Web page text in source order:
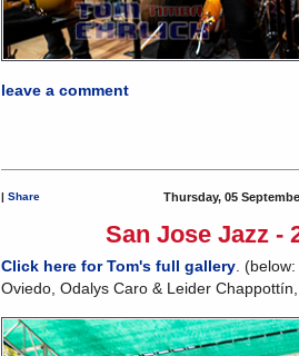
leave a comment
| Share Thursday, 05
San Jose Jazz -
Click here for Tom's full gallery .
Oviedo, Odalys Caro & Leider